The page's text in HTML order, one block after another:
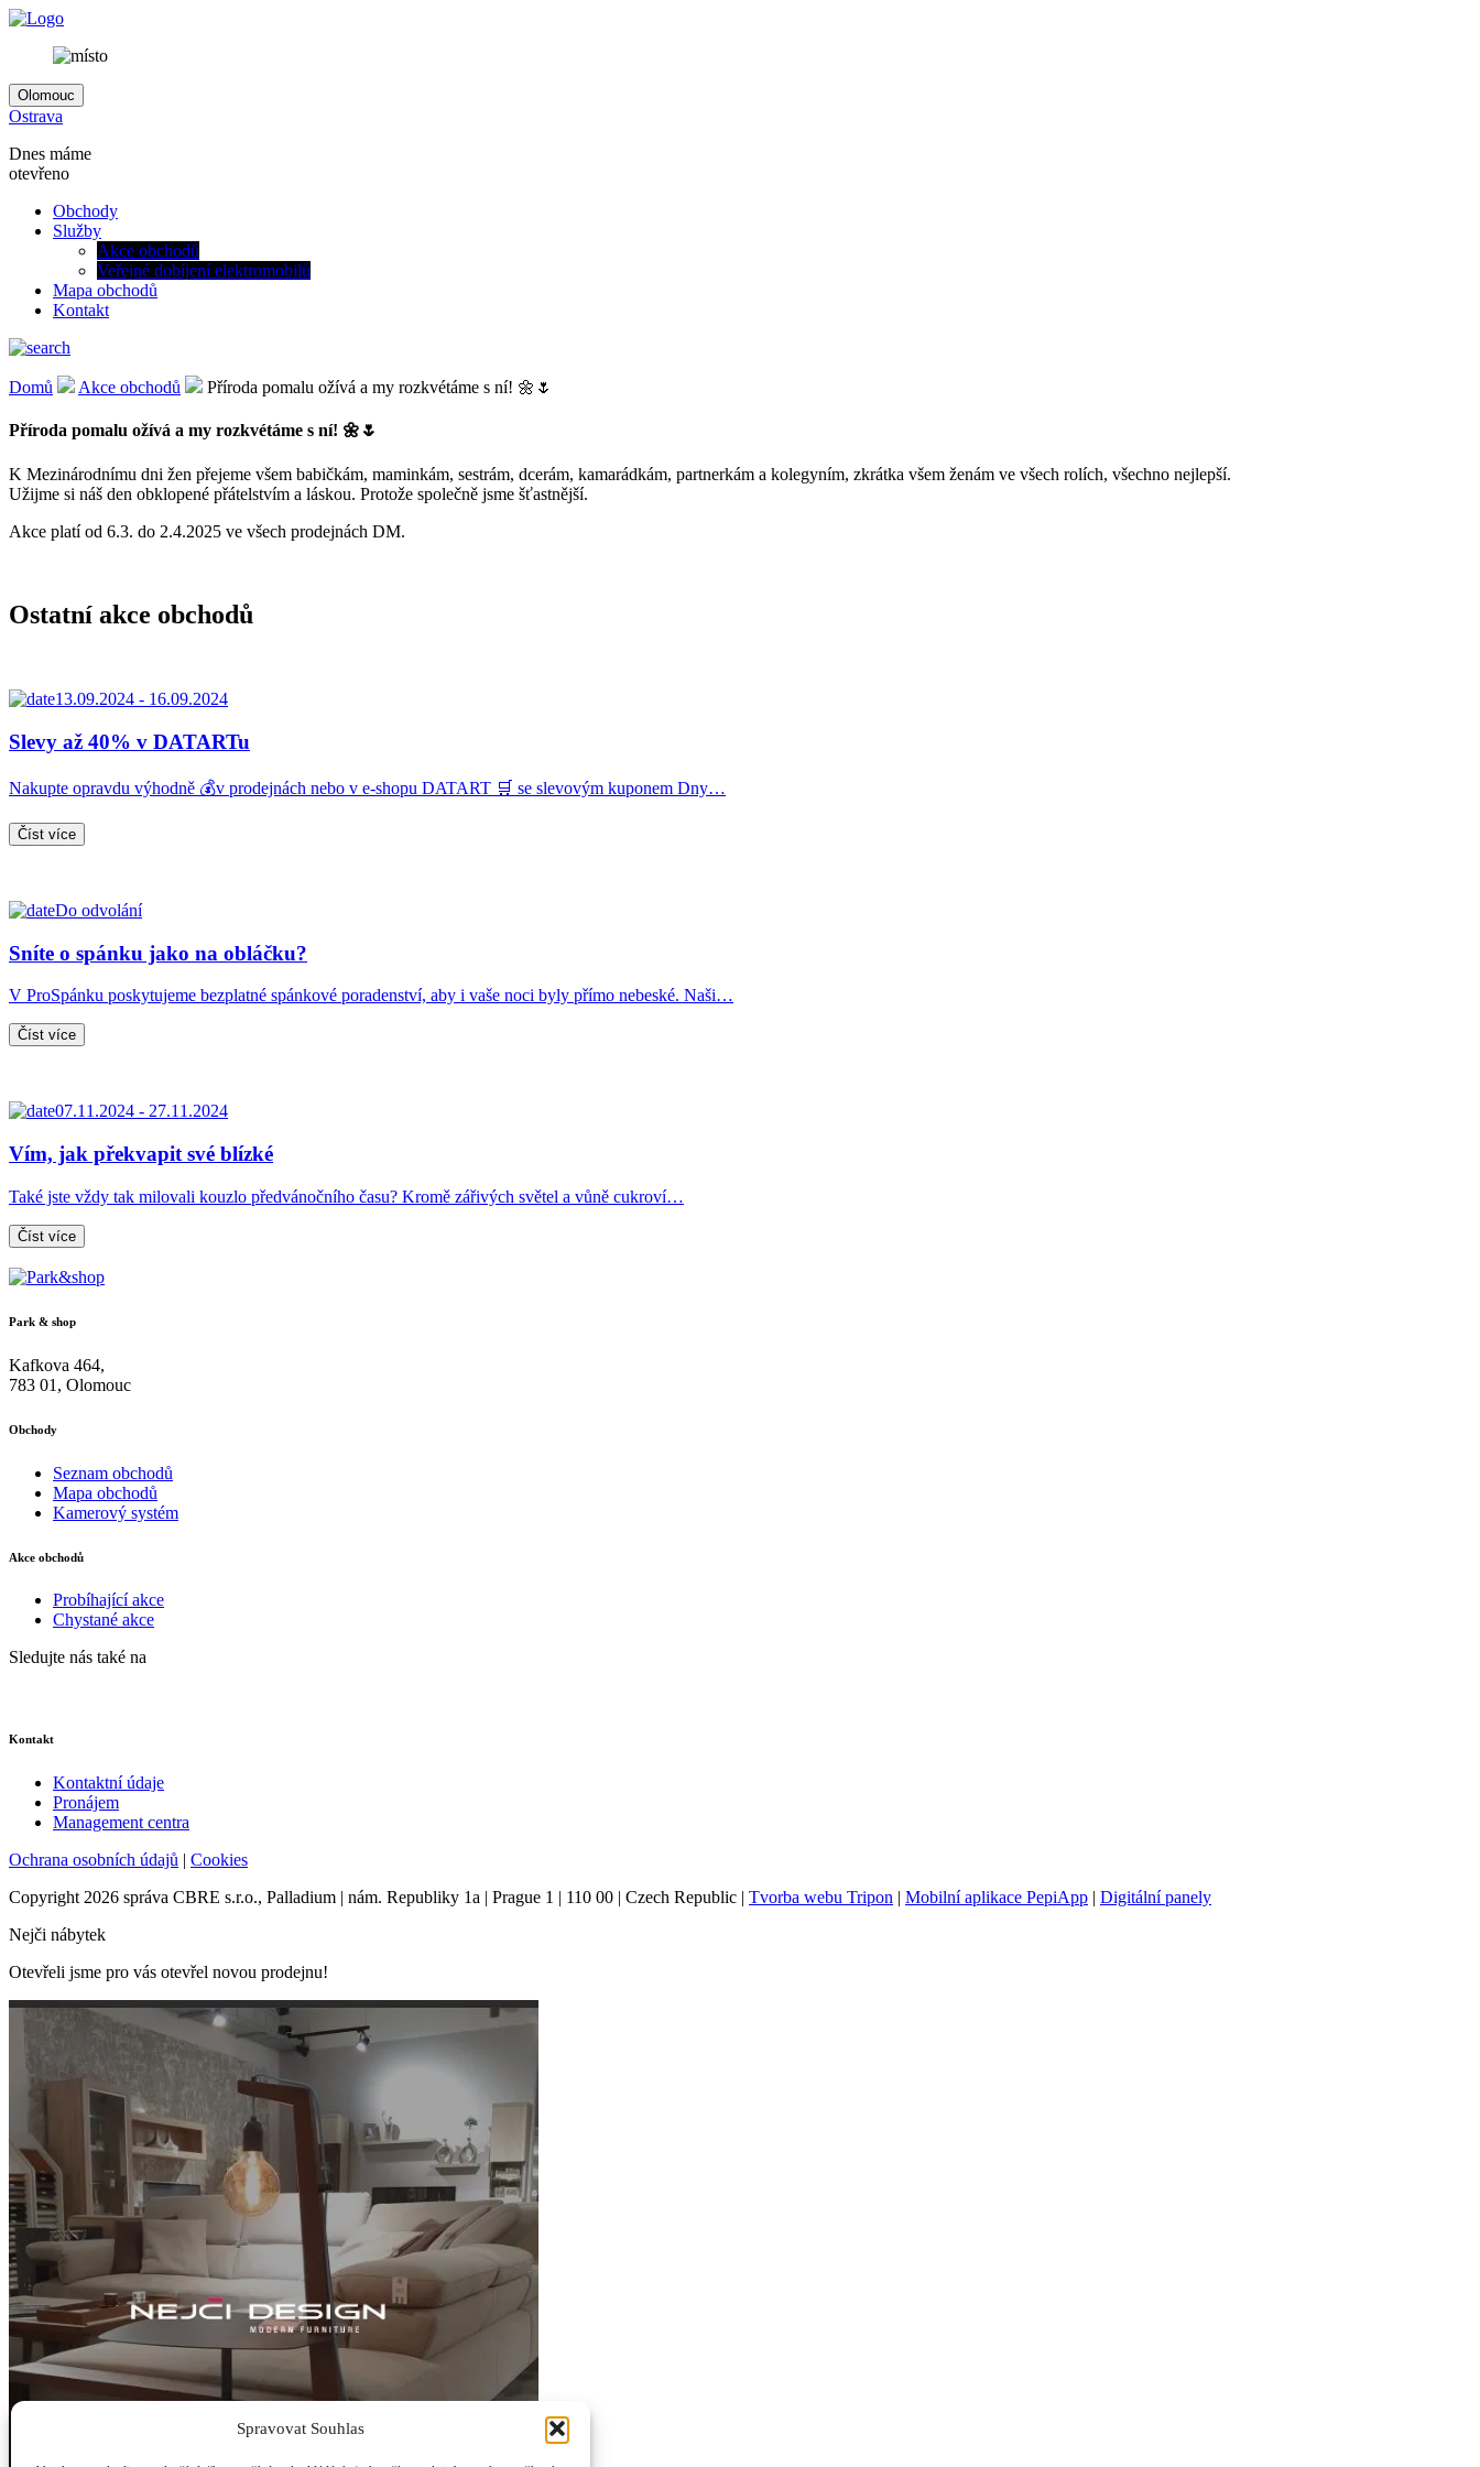
Spravovat Souhlas
Olomouc
Ostrava
Dnes máme
otevřeno
Obchody
Služby
Akce obchodů
Veřejné dobíjení elektromobilů
Mapa obchodů
Kontakt
Domů Akce obchodů Příroda pomalu ožívá a my rozkvétáme s ní! 🌼🌷
Příroda pomalu ožívá a my rozkvétáme s ní! 🌼🌷
K Mezinárodnímu dni žen přejeme všem babičkám, maminkám, sestrám, dcerám, kamarádkám, partnerkám a kolegyním, zkrátka všem ženám ve všech rolích, všechno nejlepší.
Užijme si náš den obklopené přátelstvím a láskou. Protože společně jsme šťastnější.
Akce platí od 6.3. do 2.4.2025 ve všech prodejnách DM.
Ostatní akce obchodů
13.09.2024 - 16.09.2024
Slevy až 40% v DATARTu
Nakupte opravdu výhodně 💰v prodejnách nebo v e-shopu DATART 🛒 se slevovým kuponem Dny…
Číst více
Do odvolání
Sníte o spánku jako na obláčku?
V ProSpánku poskytujeme bezplatné spánkové poradenství, aby i vaše noci byly přímo nebeské. Naši…
Číst více
07.11.2024 - 27.11.2024
Vím, jak překvapit své blízké
Také jste vždy tak milovali kouzlo předvánočního času? Kromě zářivých světel a vůně cukroví…
Číst více
Park & shop
Kafkova 464,
783 01, Olomouc
Obchody
Seznam obchodů
Mapa obchodů
Kamerový systém
Akce obchodů
Probíhající akce
Chystané akce
Sledujte nás také na
Kontakt
Kontaktní údaje
Pronájem
Management centra
Ochrana osobních údajů | Cookies
Copyright 2026 správa CBRE s.r.o., Palladium | nám. Republiky 1a | Prague 1 | 110 00 | Czech Republic | Tvorba webu Tripon | Mobilní aplikace PepiApp | Digitální panely
Nejči nábytek
Otevřeli jsme pro vás otevřel novou prodejnu!